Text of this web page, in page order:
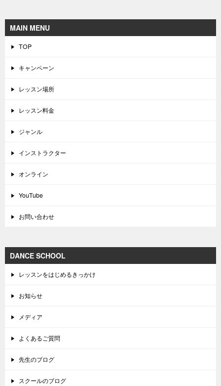
MAIN MENU
TOP
キャンペーン
レッスン場所
レッスン料金
ジャンル
インストラクター
オンライン
YouTube
お問い合わせ
DANCE SCHOOL
レッスンをはじめるきっかけ
お知らせ
メディア
よくあるご質問
先生のブログ
スクールのブログ